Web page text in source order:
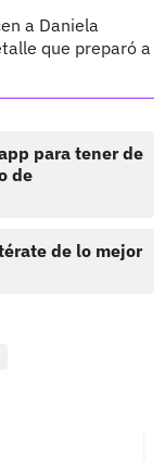
a Daniela
que preparó a
para tener de
de
de lo mejor